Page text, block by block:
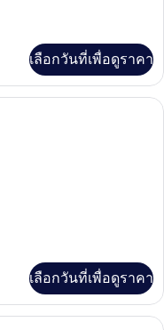
เลือกวันที่เพื่อดูราคา
กซ์, เตียงควีนไซส์ 1 เตียง | เ
เลือกวันที่เพื่อดูราคา
นอนระดับพรีเมียม, ผ้านวมขนเ